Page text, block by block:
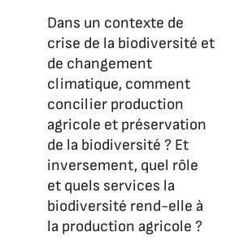
Dans un contexte de
crise de la biodiversité et
de changement
climatique, comment
concilier production
agricole et préservation
de la biodiversité ? Et
inversement, quel rôle
et quels services la
biodiversité rend-elle à
la production agricole ?